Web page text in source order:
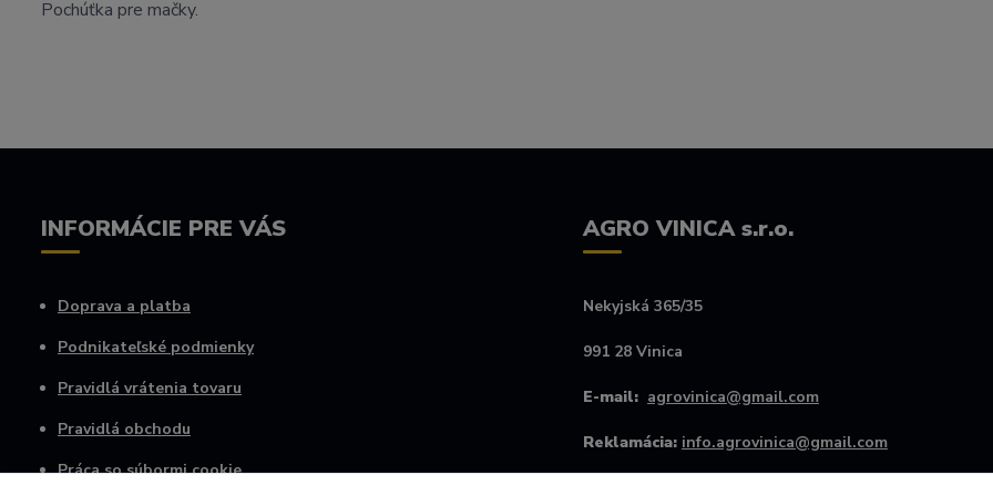
Pochúťka pre mačky.
INFORMÁCIE PRE VÁS
Doprava a platba
Podnikateľské podmienky
Pravidlá vrátenia tovaru
Pravidlá obchodu
Práca so súbormi cookie
AGRO VINICA s.r.o.
Nekyjská 365/35
991 28 Vinica
E-mail: agrovinica@gmail.com
Reklamácia: info.agrovinica@gmail.com